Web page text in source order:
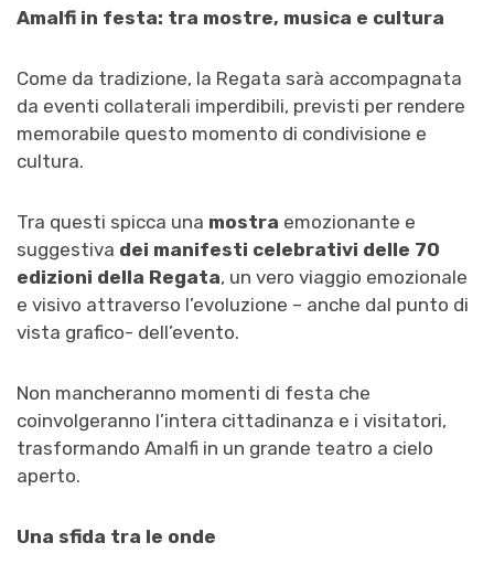
Amalfi in festa: tra mostre, musica e cultura
Come da tradizione, la Regata sarà accompagnata
da eventi collaterali imperdibili, previsti per rendere
memorabile questo momento di condivisione e
cultura.
Tra questi spicca una mostra emozionante e
suggestiva dei manifesti celebrativi delle 70
edizioni della Regata, un vero viaggio emozionale
e visivo attraverso l’evoluzione – anche dal punto di
vista grafico- dell’evento.
Non mancheranno momenti di festa che
coinvolgeranno l’intera cittadinanza e i visitatori,
trasformando Amalfi in un grande teatro a cielo
aperto.
Una sfida tra le onde